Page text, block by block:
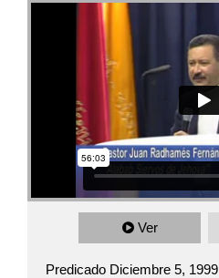
Ver
Predicado Diciembre 5, 1999